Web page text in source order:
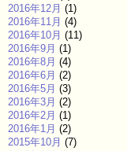
2016年12月 (1)
2016年11月 (4)
2016年10月 (11)
2016年9月 (1)
2016年8月 (4)
2016年6月 (2)
2016年5月 (3)
2016年3月 (2)
2016年2月 (1)
2016年1月 (2)
2015年10月 (7)